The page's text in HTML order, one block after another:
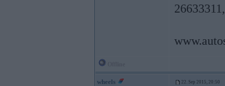
wheels 22. Sep 2015, 20:50